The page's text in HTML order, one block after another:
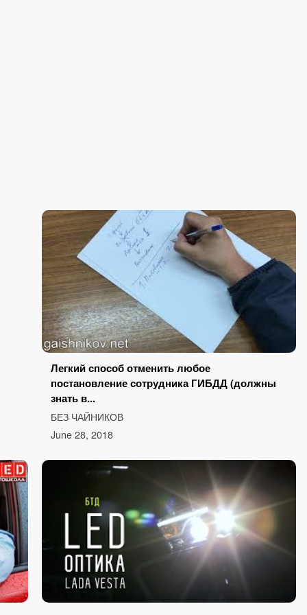
Легкий способ отменить любое
постановление сотрудника ГИБДД (должны
знать в...
БЕЗ ЧАЙНИКОВ
June 28, 2018